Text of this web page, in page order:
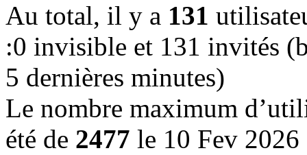
Au total, il y a 131
:0 invisible et 131 invités
5 dernières minutes)
Le nombre maximum
été de 2477 le 10 Fev